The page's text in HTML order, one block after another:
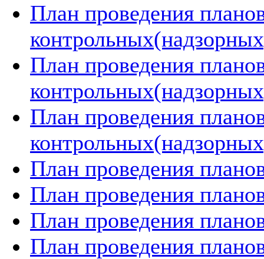
План проведения
План проведения
План проведения
План проведения
План проведения
План проведения
План проведения